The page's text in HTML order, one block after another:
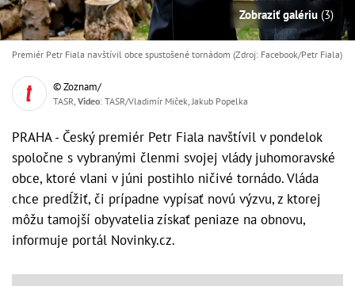
Zobraziť galériu (3)
Premiér Petr Fiala navštívil obce spustošené tornádom (Zdroj: Facebook/Petr Fiala)
© Zoznam/
TASR, Video: TASR/Vladimír Miček, Jakub Popelka
PRAHA - Český premiér Petr Fiala navštívil v pondelok
spoločne s vybranými členmi svojej vlády juhomoravské
obce, ktoré vlani v júni postihlo ničivé tornádo. Vláda
chce predĺžiť, či prípadne vypísať novú výzvu, z ktorej
môžu tamojší obyvatelia získať peniaze na obnovu,
informuje portál Novinky.cz.